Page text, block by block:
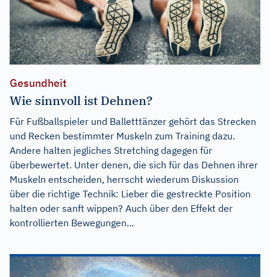
Gesundheit
Wie sinnvoll ist Dehnen?
Für Fußballspieler und Balletttänzer gehört das Strecken
und Recken bestimmter Muskeln zum Training dazu.
Andere halten jegliches Stretching dagegen für
überbewertet. Unter denen, die sich für das Dehnen ihrer
Muskeln entscheiden, herrscht wiederum Diskussion
über die richtige Technik: Lieber die gestreckte Position
halten oder sanft wippen? Auch über den Effekt der
kontrollierten Bewegungen...